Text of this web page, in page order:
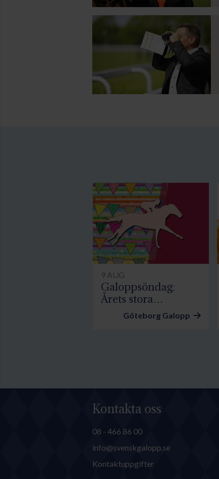
9 AUG
Galoppsöndag:
Årets stora
familjedag
Göteborg Galopp
Kontakta oss
08 - 466 86 00
info@svenskgalopp.se
Kontaktuppgifter